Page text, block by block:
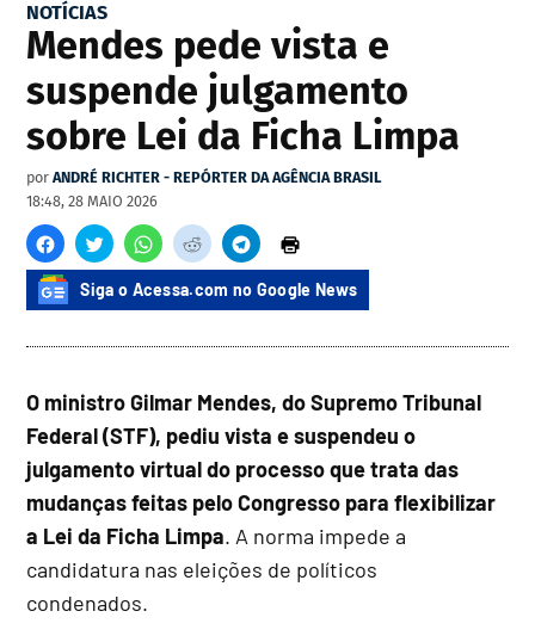
NOTÍCIAS
Mendes pede vista e
suspende julgamento
sobre Lei da Ficha Limpa
por ANDRÉ RICHTER - REPÓRTER DA AGÊNCIA BRASIL
18:48, 28 MAIO 2026
Siga o Acessa.com no Google News
O ministro Gilmar Mendes, do Supremo Tribunal
Federal (STF), pediu vista e suspendeu o
julgamento virtual do processo que trata das
mudanças feitas pelo Congresso para flexibilizar
a Lei da Ficha Limpa. A norma impede a
candidatura nas eleições de políticos
condenados.